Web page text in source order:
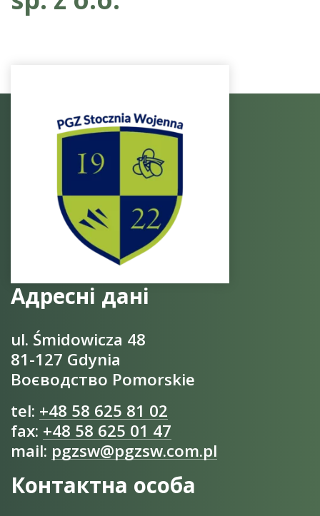
Адресні дані
ul. Śmidowicza 48
81-127 Gdynia
Воєводство Pomorskie
tel: +48 58 625 81 02
fax: +48 58 625 01 47
mail: pgzsw@pgzsw.com.pl
Контактна особа